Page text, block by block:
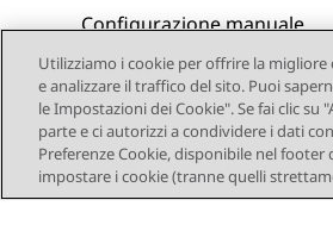
Configurazione manuale
Workplace Client
Disinstallazione e
aggiornamento di Avaya
Workplace Client
Utilizziamo i cookie per offrire la
e analizzare il traffico del sito. Puoi
le Impostazioni dei Cookie". Se fai clic
parte e ci autorizzi a condividere i dati
Preferenze Cookie, disponibile nel
impostare i cookie (tranne quelli